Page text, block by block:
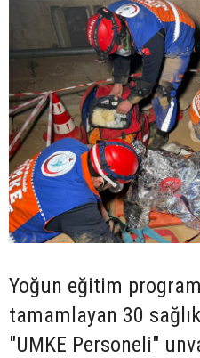
Yoğun eğitim
tamamlayan 30
"UMKE Personeli"